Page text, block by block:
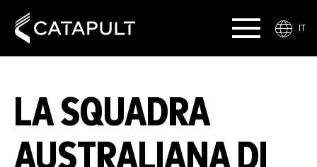
IT
LA SQUADRA
AUSTRALIANA DI